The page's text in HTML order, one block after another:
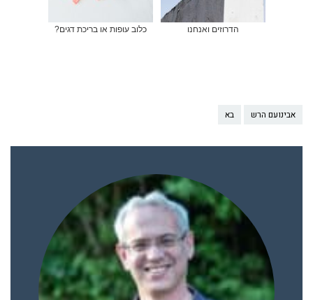
הדרוזים ואנחנו כלוב עופות או בריכת דגים?
אבינועם הרש בא